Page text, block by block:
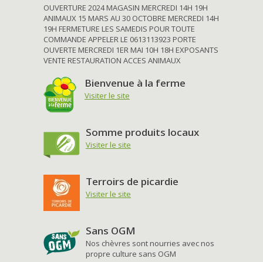
OUVERTURE 2024 MAGASIN MERCREDI 14H 19H
ANIMAUX 15 MARS AU 30 OCTOBRE MERCREDI 14H
19H FERMETURE LES SAMEDIS POUR TOUTE
COMMANDE APPELER LE 0613113923 PORTE
OUVERTE MERCREDI 1ER MAI 10H 18H EXPOSANTS
VENTE RESTAURATION ACCES ANIMAUX
Bienvenue à la ferme
Visiter le site
Somme produits locaux
Visiter le site
Terroirs de picardie
Visiter le site
Sans OGM
Nos chèvres sont nourries avec nos
propre culture sans OGM